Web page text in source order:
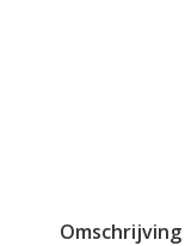
Omschrijving